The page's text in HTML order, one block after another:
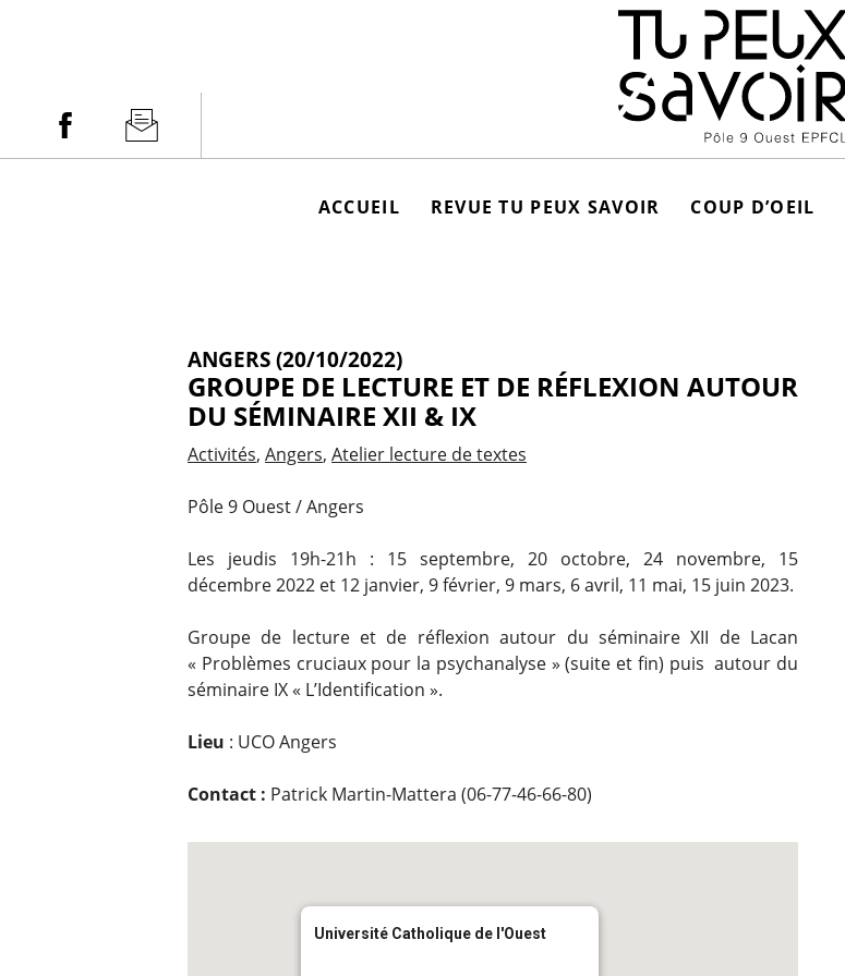
Facebook Newsletter
ACCUEIL REVUE TU PEUX SAVOIR COUP D’OEIL
ANGERS (20/10/2022)
GROUPE DE LECTURE ET DE RÉFLEXION AUTOUR
DU SÉMINAIRE XII & IX
Activités Angers Atelier lecture de textes
Pôle 9 Ouest / Angers
Les jeudis 19h-21h : 15 septembre, 20 octobre, 24 novembre, 15
décembre 2022 et 12 janvier, 9 février, 9 mars, 6 avril, 11 mai, 15 juin 2023.
Groupe de lecture et de réflexion autour du séminaire XII de Lacan
« Problèmes cruciaux pour la psychanalyse » (suite et fin) puis autour du
séminaire IX « L’Identification ».
Lieu : UCO Angers
Contact : Patrick Martin-Mattera (06-77-46-66-80)
Université Catholique de l'Ouest